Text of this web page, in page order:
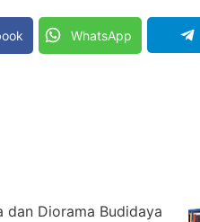
WhatsApp
dan Diorama Budidaya